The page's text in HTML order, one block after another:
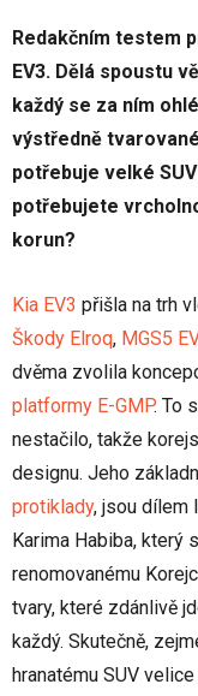
Redakčním testem
EV3. Dělá spoustu
každý se za ním
výstředně
potřebuje velké
potřebujete
korun?
Kia EV3 přišla na trh
Škody Elroq, MGS5
dvěma zvolila
platformy E-GMP. To
nestačilo, takže
designu. Jeho
protiklady, jsou dílem
Karima Habiba, který
renomovanému
tvary, které zdánlivě
každý. Skutečně,
hranatému SUV